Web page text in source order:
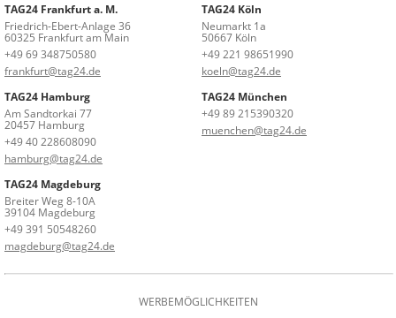
TAG24 Frankfurt a. M.
Friedrich-Ebert-Anlage 36
60325 Frankfurt am Main
+49 69 348750580
frankfurt@tag24.de
TAG24 Köln
Neumarkt 1a
50667 Köln
+49 221 98651990
koeln@tag24.de
TAG24 Hamburg
Am Sandtorkai 77
20457 Hamburg
+49 40 228608090
hamburg@tag24.de
TAG24 München
+49 89 215390320
muenchen@tag24.de
TAG24 Magdeburg
Breiter Weg 8-10A
39104 Magdeburg
+49 391 50548260
magdeburg@tag24.de
WERBEMÖGLICHKEITEN